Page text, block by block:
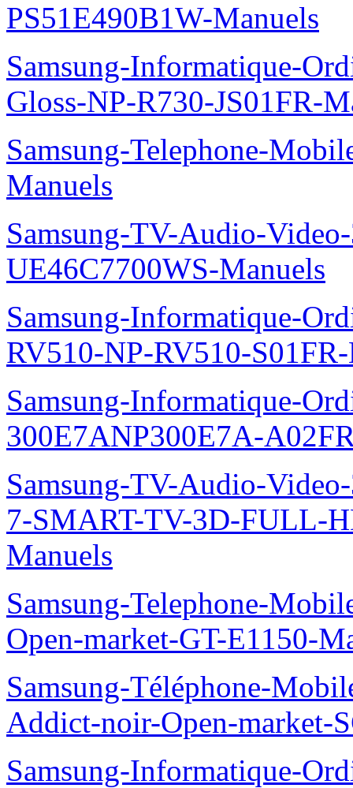
PS51E490B1W-Manuels
Samsung-Informatique-
Gloss-NP-R730-JS01FR-
Samsung-Telephone-
Manuels
Samsung-TV-Audio-
UE46C7700WS-Manuels
Samsung-Informatique-
RV510-NP-RV510-
Samsung-Informatique-
300E7ANP300E7A-
Samsung-TV-Audio-
7-SMART-TV-3D-FULL-
Manuels
Samsung-Telephone-
Open-market-GT-E1150-
Samsung-Téléphone-
Addict-noir-Open-market-
Samsung-Informatique-